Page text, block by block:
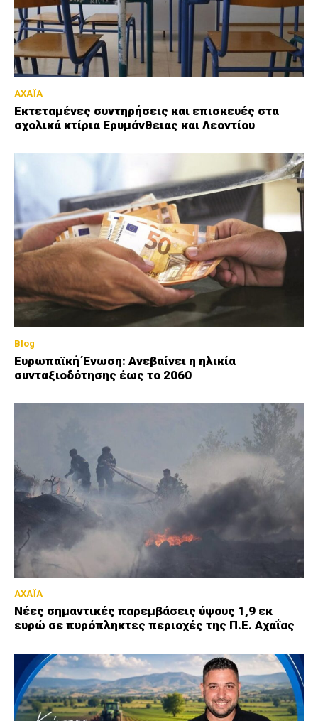
ΑΧΑΪΑ
Εκτεταμένες συντηρήσεις και επισκευές στα
σχολικά κτίρια Ερυμάνθειας και Λεοντίου
Blog
Ευρωπαϊκή Ένωση: Ανεβαίνει η ηλικία
συνταξιοδότησης έως το 2060
ΑΧΑΪΑ
Νέες σημαντικές παρεμβάσεις ύψους 1,9 εκ
ευρώ σε πυρόπληκτες περιοχές της Π.Ε. Αχαΐας